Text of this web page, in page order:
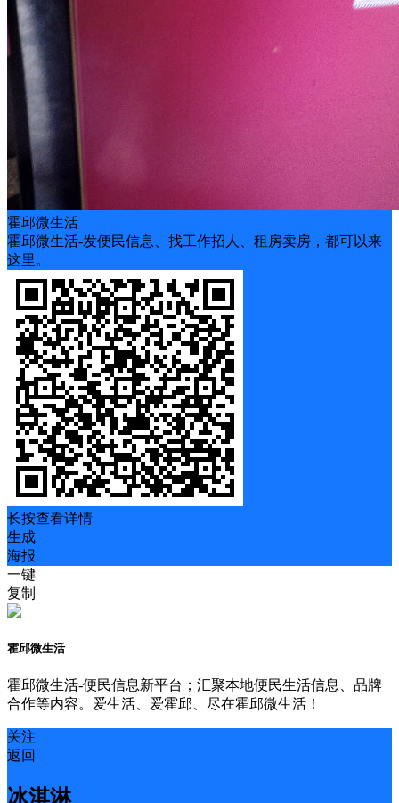
霍邱微生活
霍邱微生活-发便民信息、找工作招人、租房卖房，都可以来
这里。
长按查看详情
生成
海报
一键
复制
霍邱微生活
霍邱微生活-便民信息新平台；汇聚本地便民生活信息、品牌
合作等内容。爱生活、爱霍邱、尽在霍邱微生活！
关注
返回
冰淇淋